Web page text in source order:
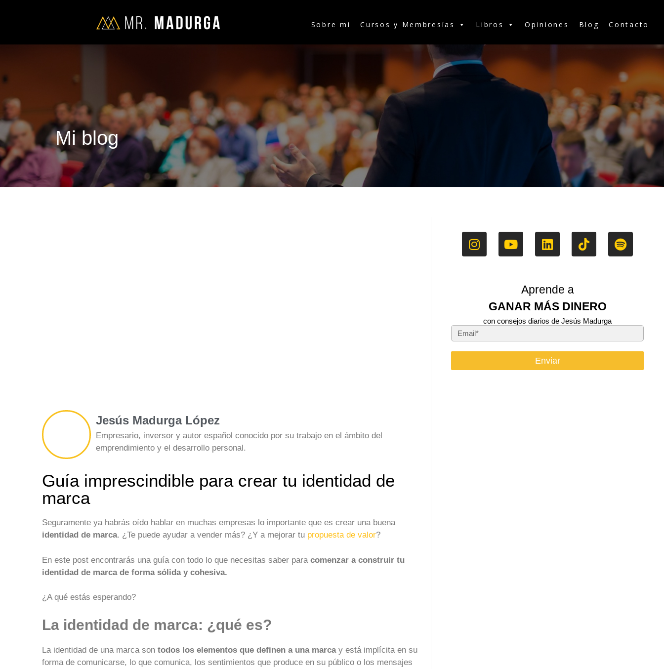
Sobre mi Cursos y Membresías Libros Opiniones Blog Contacto
Mi blog
Jesús Madurga López
Empresario, inversor y autor español conocido por su trabajo en el ámbito del
emprendimiento y el desarrollo personal.
Guía imprescindible para crear tu identidad de
marca
Seguramente ya habrás oído hablar en muchas empresas lo importante que es crear una buena
identidad de marca. ¿Te puede ayudar a vender más? ¿Y a mejorar tu propuesta de valor?
En este post encontrarás una guía con todo lo que necesitas saber para comenzar a construir tu
identidad de marca de forma sólida y cohesiva.
¿A qué estás esperando?
La identidad de marca: ¿qué es?
La identidad de una marca son todos los elementos que definen a una marcay está implícita en su
forma de comunicarse, lo que comunica, los sentimientos que produce en su público o los mensajes
Aprende a
GANAR MÁS DINERO
con consejos diarios de Jesús Madurga
Enviar